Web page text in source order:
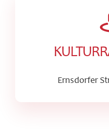
Ernsdorfer